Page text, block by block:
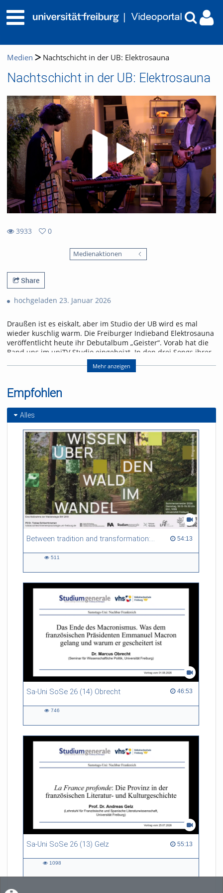
Medien Nachtschicht in der UB: Elektrosauna
Nachtschicht in der UB: Elektrosauna
3933
0
Medienaktionen
Share
hochgeladen 23. Januar 2026
Draußen ist es eiskalt, aber im Studio der UB wird es mal
wieder kuschlig warm. Die Freiburger Indieband Elektrosauna
veröffentlicht heute ihr Debutalbum „Geister“. Vorab hat die
Band uns im uniTV Studio eingeheizt. In den drei Songs ihrer
Studiosession neben sie uns mit auf einen wilden Ritt durch
diverse Genres und bringen uns natürlich zum Schwitzen.
Referent/in:
Andreas Nagel
Mehr anzeigen
Empfohlen
Alles
Between tradition and transformation: how owners, advisers and institutions co-create knowledge for resilient forests in Europe 54:13
54:13 duration
511
Sa-Uni SoSe 26 (14) Obrecht 46:53
46:53 duration
746
Sa-Uni SoSe 26 (13) Gelz 55:13
55:13 duration
1098